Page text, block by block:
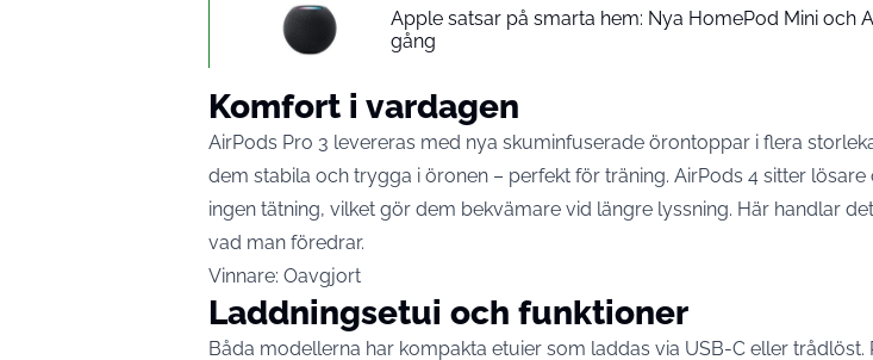
Apple satsar på smarta hem: Nya HomePod Mini och
gång
Komfort i vardagen
AirPods Pro 3 levereras med nya skuminfuserade örontoppar i flera
dem stabila och trygga i öronen – perfekt för träning. AirPods 4 sitter lösare
ingen tätning, vilket gör dem bekvämare vid längre lyssning. Här handlar
vad man föredrar.
Vinnare: Oavgjort
Laddningsetui och funktioner
Båda modellerna har kompakta etuier som laddas via USB-C eller trådlöst.